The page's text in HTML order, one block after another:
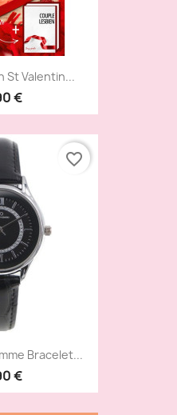
St Valentin...
€
Bracelet...
€
favorite_border